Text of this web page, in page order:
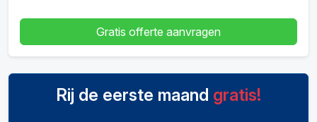
Gratis offerte aanvragen
Rij de eerste maand gratis!